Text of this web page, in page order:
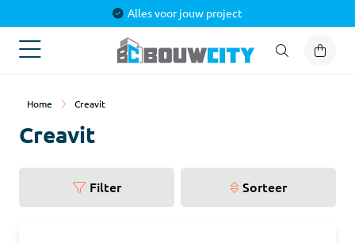
Alles voor jouw project
Home Creavit
Creavit
Filter Sorteer